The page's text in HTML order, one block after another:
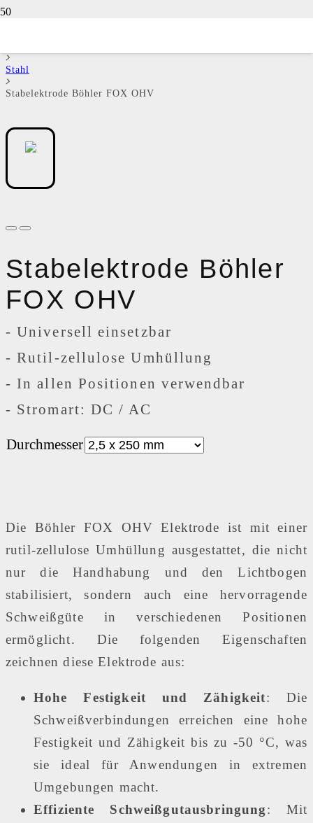
Stahl
Stabelektrode Böhler FOX OHV
Stabelektrode Böhler
FOX OHV
-Universell einsetzbar
-Rutil-zellulose Umhüllung
- In allen Positionen verwendbar
- Stromart: DC / AC
Durchmesser
Die Böhler FOX OHV Elektrode ist mit einer
rutil-zellulose Umhüllung ausgestattet, die nicht
nur die Handhabung und den Lichtbogen
stabilisiert, sondern auch eine hervorragende
Schweißgüte in verschiedenen Positionen
ermöglicht. Die folgenden Eigenschaften
zeichnen diese Elektrode aus:
Hohe Festigkeit und Zähigkeit: Die
Schweißverbindungen erreichen eine hohe
Festigkeit und Zähigkeit bis zu -50 °C, was
sie ideal für Anwendungen in extremen
Umgebungen macht.
Effiziente Schweißgutausbringung: Mit